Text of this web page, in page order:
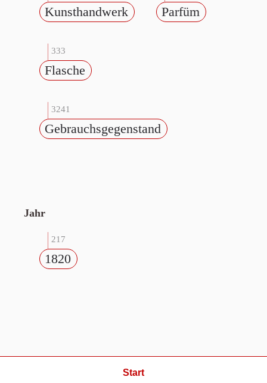
Kunsthandwerk Parfüm
333
Flasche
3241
Gebrauchsgegenstand
Jahr
217
1820
Start